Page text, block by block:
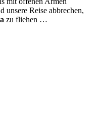
unsere Reise abbrechen,
zu fliehen …